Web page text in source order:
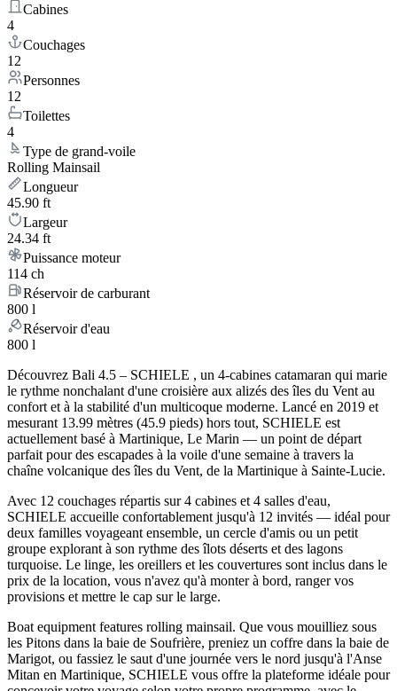
Cabines
4
Couchages
12
Personnes
12
Toilettes
4
Type de grand-voile
Rolling Mainsail
Longueur
45.90 ft
Largeur
24.34 ft
Puissance moteur
114 ch
Réservoir de carburant
800 l
Réservoir d'eau
800 l
Découvrez Bali 4.5 – SCHIELE , un 4-cabines catamaran qui marie
le rythme nonchalant d'une croisière aux alizés des îles du Vent au
confort et à la stabilité d'un multicoque moderne. Lancé en 2019 et
mesurant 13.99 mètres (45.9 pieds) hors tout, SCHIELE est
actuellement basé à Martinique, Le Marin — un point de départ
parfait pour des escapades à la voile d'une semaine à travers la
chaîne volcanique des îles du Vent, de la Martinique à Sainte-Lucie.
Avec 12 couchages répartis sur 4 cabines et 4 salles d'eau,
SCHIELE accueille confortablement jusqu'à 12 invités — idéal pour
deux familles voyageant ensemble, un cercle d'amis ou un petit
groupe explorant à son rythme des îlots déserts et des lagons
turquoise. Le linge, les oreillers et les couvertures sont inclus dans le
prix de la location, vous n'avez qu'à monter à bord, ranger vos
provisions et mettre le cap sur le large.
Boat equipment features rolling mainsail. Que vous mouilliez sous
les Pitons dans la baie de Soufrière, preniez un coffre dans la baie de
Marigot, ou fassiez le saut d'une journée vers le nord jusqu'à l'Anse
Mitan en Martinique, SCHIELE vous offre la plateforme idéale pour